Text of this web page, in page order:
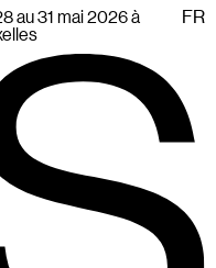
au 31 mai 2026 à FR